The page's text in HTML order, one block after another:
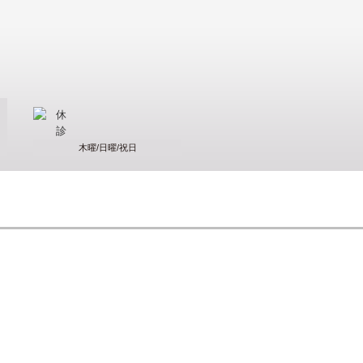
木曜/日曜/祝日